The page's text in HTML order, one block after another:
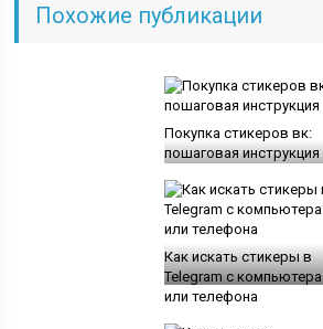
Похожие публикации
Покупка стикеров вк:
пошаговая инструкция
Как искать стикеры в
Telegram с компьютера
или телефона